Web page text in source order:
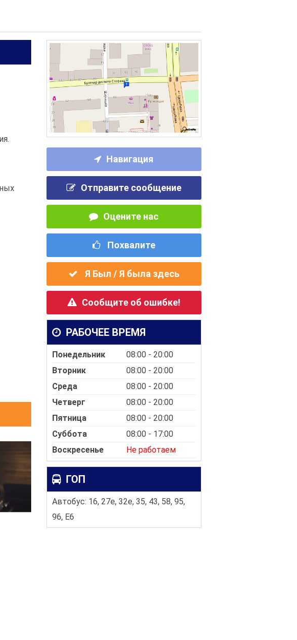
Навигация
Отправите сообщение
Оцените нас
Похвалите
Я Был / Я была здесь
Сообщите об ошибке!
РАБОЧЕЕ ВРЕМЯ
Понедельник
08:00 - 20:00
Вторник
08:00 - 20:00
Среда
08:00 - 20:00
Четверг
08:00 - 20:00
Пятница
08:00 - 20:00
Суббота
08:00 - 17:00
Воскресенье
Не работаем
ГОП
Автобус: 16, 27e, 32e, 35, 43, 58, 95,
96, E6